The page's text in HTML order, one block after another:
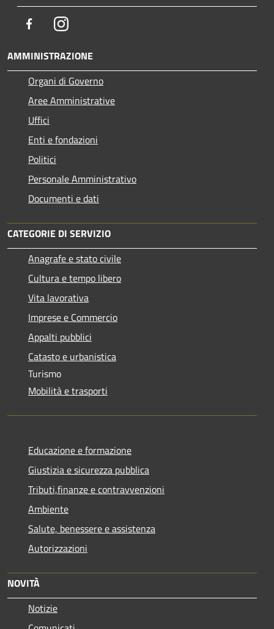
FacebookInstagram
AMMINISTRAZIONE
Organi di Governo
Aree Amministrative
Uffici
Enti e fondazioni
Politici
Personale Amministrativo
Documenti e dati
CATEGORIE DI SERVIZIO
Anagrafe e stato civile
Cultura e tempo libero
Vita lavorativa
Imprese e Commercio
Appalti pubblici
Catasto e urbanistica
Turismo
Mobilità e trasporti
Educazione e formazione
Giustizia e sicurezza pubblica
Tributi,finanze e contravvenzioni
Ambiente
Salute, benessere e assistenza
Autorizzazioni
NOVITÀ
Notizie